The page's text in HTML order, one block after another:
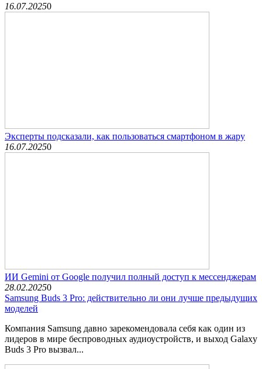
16.07.20250
Эксперты подсказали, как пользоваться смартфоном в жару
16.07.20250
ИИ Gemini от Google получил полный доступ к мессенджерам
28.02.20250
Samsung Buds 3 Pro: действительно ли они лучше предыдущих
моделей
Компания Samsung давно зарекомендовала себя как один из
лидеров в мире беспроводных аудиоустройств, и выход Galaxy
Buds 3 Pro вызвал...